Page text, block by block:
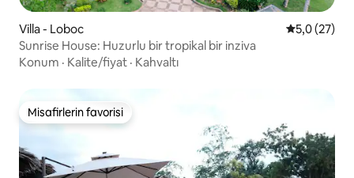
Villa - Loboc 5 üzerinden
5,0 (27)
Sunrise House: Huzurlu bir tropikal bir inziva
Konum · Kalite/fiyat · Kahvaltı
Misafirlerin favorisi
Misafirlerin favorisi